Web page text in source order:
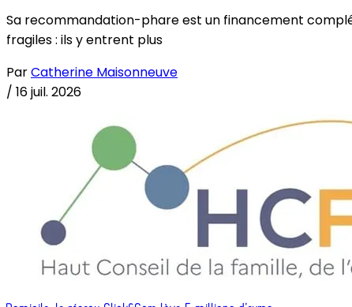
Sa recommandation-phare est un financement
fragiles : ils y entrent plus
ParCatherine Maisonneuve
/ 16 juil. 2026